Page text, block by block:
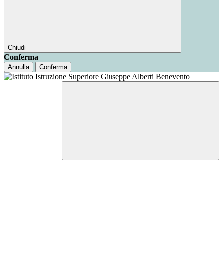
Chiudi
Conferma
Annulla Conferma